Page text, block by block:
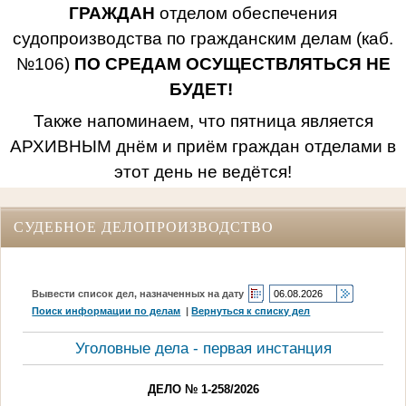
ГРАЖДАН отделом обеспечения
судопроизводства по гражданским делам (каб.
№106) ПО СРЕДАМ ОСУЩЕСТВЛЯТЬСЯ НЕ
БУДЕТ!
Также напоминаем, что пятница является
АРХИВНЫМ днём и приём граждан отделами в
этот день не ведётся!
СУДЕБНОЕ ДЕЛОПРОИЗВОДСТВО
Вывести список дел, назначенных на дату
Поиск информации по делам |Вернуться к списку дел
Уголовные дела - первая инстанция
ДЕЛО № 1-258/2026